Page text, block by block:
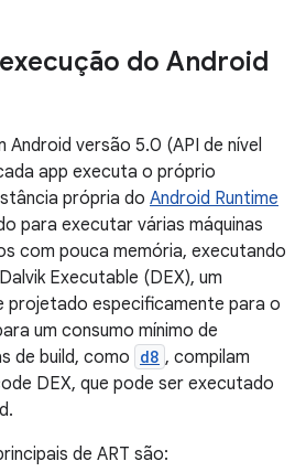
do Android
versão 5.0 (API de nível
app executa o próprio
própria do Android Runtime
para executar várias máquinas
com pouca memória, executando
Executable (DEX), um
especificamente para o
um consumo mínimo de
de build, como d8 , compilam
DEX, que pode ser executado
de ART são: